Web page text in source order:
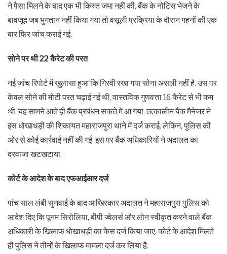
ने पैसा मिलने के बाद एक भी किस्त जमा नहीं की. बैंक के नोटिस भेजने के
बावजूद जब भुगतान नहीं किया गया तो वसूली प्रक्रिया के दौरान गहनों की एक
बार फिर जांच कराई गई.
सोने पर थी 22 कैरेट की परत
नई जांच रिपोर्ट में खुलासा हुआ कि गिरवी रखा गया सोना असली नहीं है. उस पर
केवल सोने की मोटी परत चढ़ाई गई थी, वास्तविक गुणवत्ता 16 कैरेट से भी कम
थी. यह सामने आते ही बैंक प्रबंधन सकते में आ गया. तत्कालीन बैंक मैनेजर ने
इस धोखाधड़ी की शिकायत महाराजपुरा थाने में दर्ज कराई. लेकिन, पुलिस की
ओर से कोई कार्रवाई नहीं की गई. इस पर बैंक अधिकारियों ने अदालत का
दरवाजा खटखटाया.
कोर्ट के आदेश के बाद एफआईआर दर्ज
पांच साल लंबी सुनवाई के बाद आखिरकार अदालत ने महाराजपुरा पुलिस को
आदेश दिए कि पूनम सिरोलिया, बीपी ज्वेलर्स और लोन स्वीकृत करने वाले बैंक
अधिकारी के खिलाफ धोखाधड़ी का केस दर्ज किया जाए. कोर्ट के आदेश मिलते
ही पुलिस ने तीनों के खिलाफ मामला दर्ज कर लिया है.